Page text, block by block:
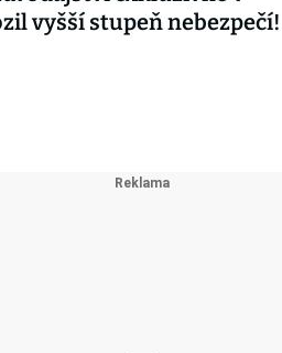
vyšší stupeň nebezpečí!